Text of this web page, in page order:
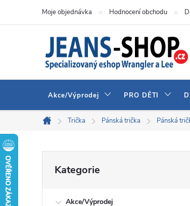
Moje objednávka Hodnocení obchodu
Akce/Výprodej PRO DĚTI
Domů
Trička Pánská trička Pánská
kategorie
Kategorie
Akce/Výprodej